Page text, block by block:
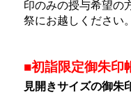
印のみの授与希望の
祭にお越しください。
■初詣限定御朱
見開きサイズの御朱